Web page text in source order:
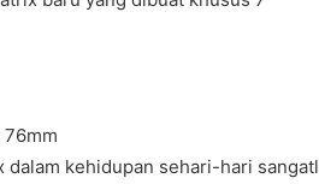
kehidupan sehari-hari